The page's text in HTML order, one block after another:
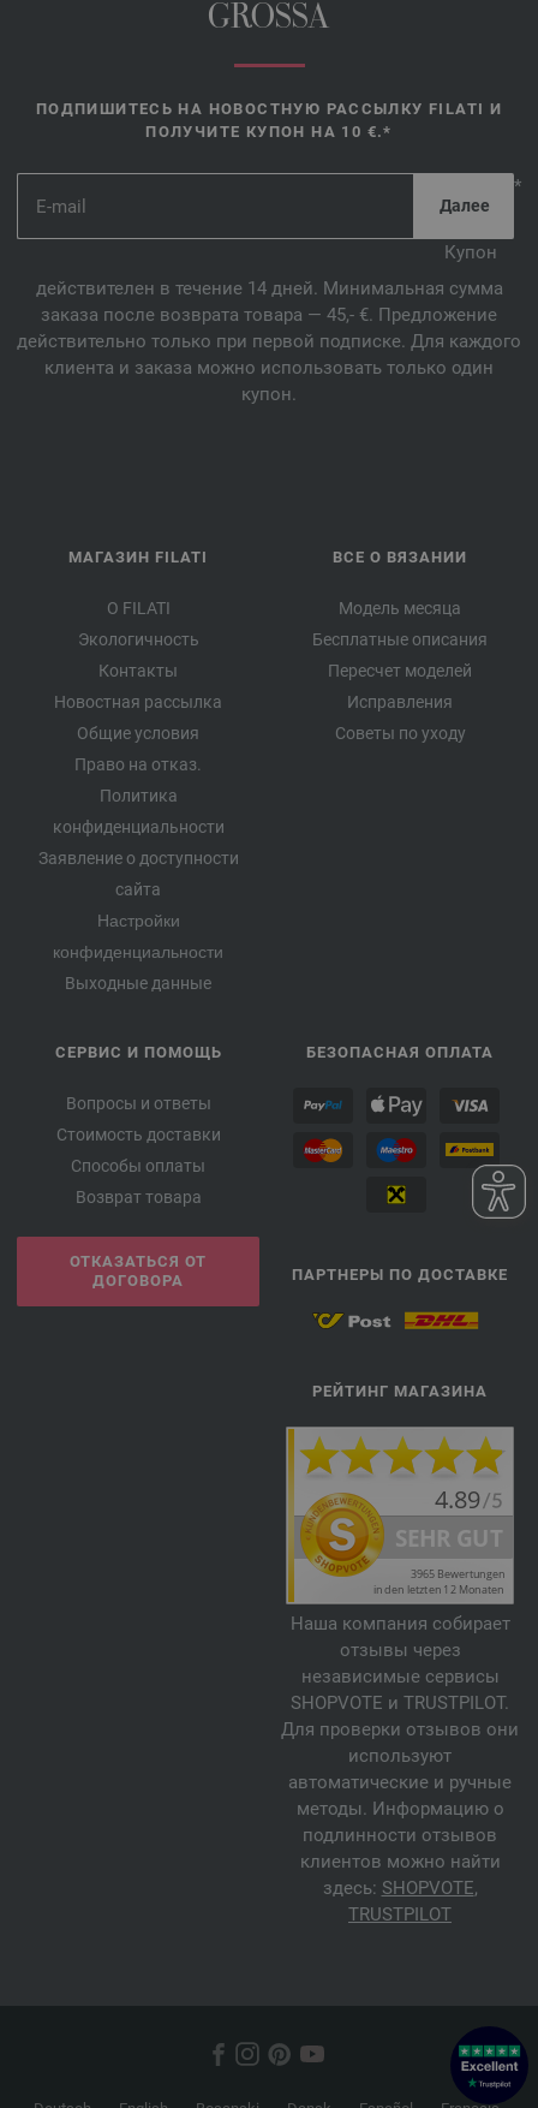
GROSSA
ПОДПИШИТЕСЬ НА НОВОСТНУЮ РАССЫЛКУ FILATI И
ПОЛУЧИТЕ КУПОН НА 10 €.*
*
Купон
действителен в течение 14 дней. Минимальная сумма
заказа после возврата товара — 45,- €. Предложение
действительно только при первой подписке. Для каждого
клиента и заказа можно использовать только один
купон.
МАГАЗИН FILATI
О FILATI
Экологичность
Контакты
Новостная рассылка
Общие условия
Право на отказ.
Политика
конфиденциальности
Заявление о доступности
сайта
Настройки
конфиденциальности
Выходные данные
ВСЕ О ВЯЗАНИИ
Модель месяца
Бесплатные описания
Пересчет моделей
Исправления
Советы по уходу
СЕРВИС И ПОМОЩЬ
Вопросы и ответы
Стоимость доставки
Способы оплаты
Возврат товара
ОТКАЗАТЬСЯ ОТ
ДОГОВОРА
БЕЗОПАСНАЯ ОПЛАТА
ПАРТНЕРЫ ПО ДОСТАВКЕ
РЕЙТИНГ МАГАЗИНА
Наша компания собирает
отзывы через
независимые сервисы
SHOPVOTE и TRUSTPILOT.
Для проверки отзывов они
используют
автоматические и ручные
методы. Информацию о
подлинности отзывов
клиентов можно найти
здесь: SHOPVOTE,
TRUSTPILOT